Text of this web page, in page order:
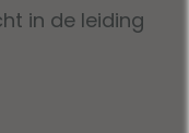
in de leiding